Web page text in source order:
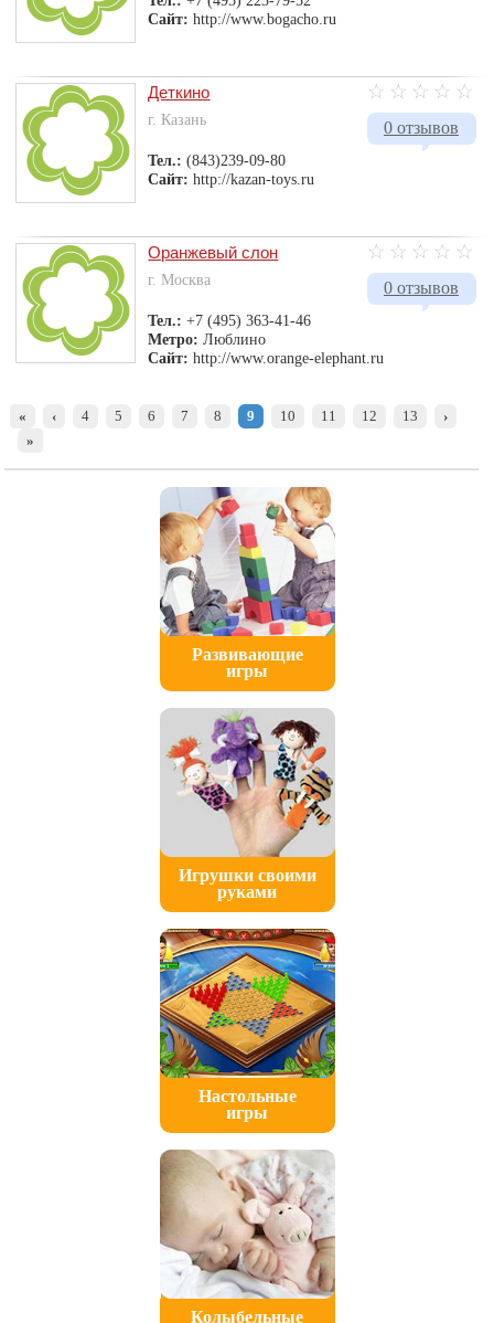
Сайт: http://www.bogacho.ru
0 отзывов
Деткино
г. Казань
Тел.:(843)239-09-80
Сайт: http://kazan-toys.ru
0 отзывов
Оранжевый слон
г. Москва
Тел.:+7 (495) 363-41-46
Метро:Люблино
Сайт: http://www.orange-elephant.ru
« ‹ 4 5 6 7 8 9 10 11 12 13
›
»
Развивающие
игры
Игрушки своими
руками
Настольные
игры
Колыбельные